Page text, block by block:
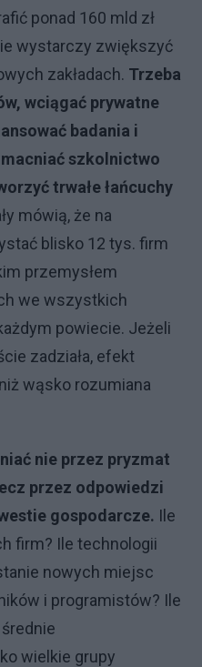
ponad 160 mld zł
wystarczy zwiększyć
zakładach. Trzeba
wciągać prywatne
badania i
szkolnictwo
trwałe łańcuchy
mówią, że na
blisko 12 tys. firm
przemysłem
we wszystkich
powiecie. Jeżeli
zadziała, efekt
wąsko rozumiana
nie przez pryzmat
przez odpowiedzi
gospodarcze. Ile
firm? Ile technologii
nowych miejsc
i programistów? Ile
wielkie grupy